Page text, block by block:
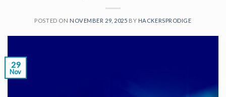
POSTED ON NOVEMBER 29, 2025 BY HACKERSPRODIGE
29
Nov